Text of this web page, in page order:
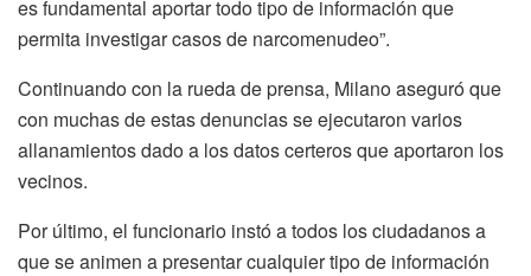
es fundamental aportar todo tipo de información que
permita investigar casos de narcomenudeo”.
Continuando con la rueda de prensa, Milano aseguró que
con muchas de estas denuncias se ejecutaron varios
allanamientos dado a los datos certeros que aportaron los
vecinos.
Por último, el funcionario instó a todos los ciudadanos a
que se animen a presentar cualquier tipo de información